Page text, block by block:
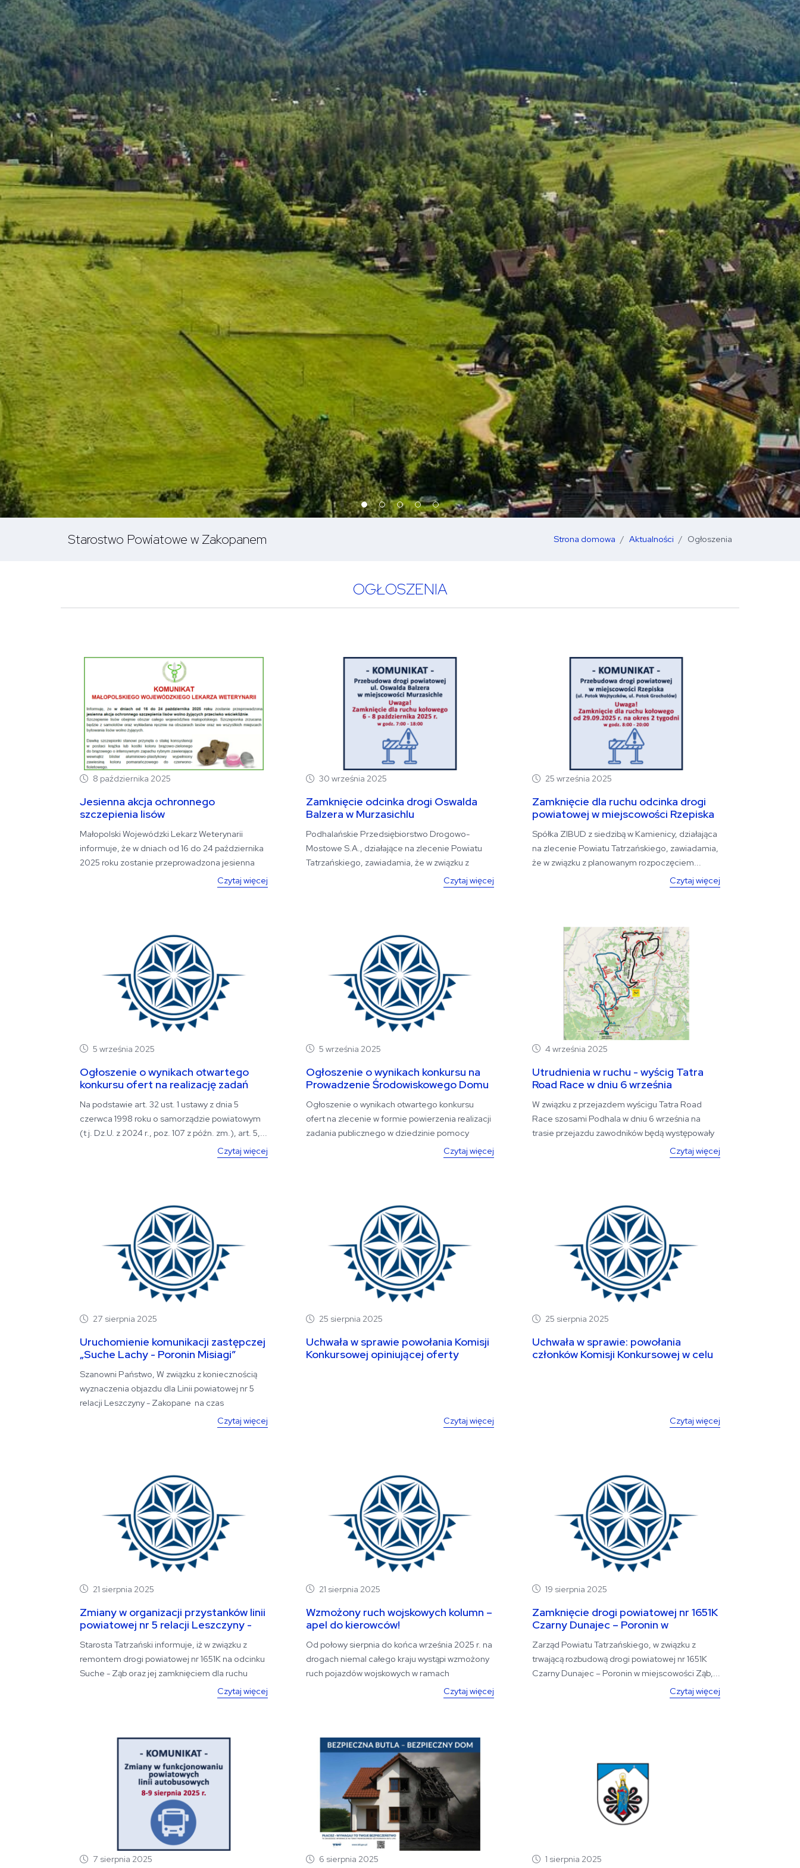
Starostwo Powiatowe w Zakopanem Strona domowa Aktualności Ogłoszenia
OGŁOSZENIA
8 października 2025
Jesienna akcja ochronnego
szczepienia lisów
Małopolski Wojewódzki Lekarz Weterynarii
informuje, że w dniach od 16 do 24 października
2025 roku zostanie przeprowadzona jesienna
Czytaj więcej
30 września 2025
Zamknięcie odcinka drogi Oswalda
Balzera w Murzasichlu
Podhalańskie Przedsiębiorstwo Drogowo-
Mostowe S.A., działające na zlecenie Powiatu
Tatrzańskiego, zawiadamia, że w związku z
Czytaj więcej
25 września 2025
Zamknięcie dla ruchu odcinka drogi
powiatowej w miejscowości Rzepiska
Spółka ZIBUD z siedzibą w Kamienicy, działająca
na zlecenie Powiatu Tatrzańskiego, zawiadamia,
że w związku z planowanym rozpoczęciem...
Czytaj więcej
5 września 2025
Ogłoszenie o wynikach otwartego
konkursu ofert na realizację zadań
Na podstawie art. 32 ust. 1 ustawy z dnia 5
czerwca 1998 roku o samorządzie powiatowym
(t j. Dz.U. z 2024 r., poz. 107 z późn. zm.), art. 5,...
Czytaj więcej
5 września 2025
Ogłoszenie o wynikach konkursu na
Prowadzenie Środowiskowego Domu
Ogłoszenie o wynikach otwartego konkursu
ofert na zlecenie w formie powierzenia realizacji
zadania publicznego w dziedzinie pomocy
Czytaj więcej
4 września 2025
Utrudnienia w ruchu - wyścig Tatra
Road Race w dniu 6 września
W związku z przejazdem wyścigu Tatra Road
Race szosami Podhala w dniu 6 września na
trasie przejazdu zawodników będą występowały
Czytaj więcej
27 sierpnia 2025
Uruchomienie komunikacji zastępczej
„Suche Lachy - Poronin Misiagi”
Szanowni Państwo, W związku z koniecznością
wyznaczenia objazdu dla Linii powiatowej nr 5
relacji Leszczyny - Zakopane na czas
Czytaj więcej
25 sierpnia 2025
Uchwała w sprawie powołania Komisji
Konkursowej opiniującej oferty
Czytaj więcej
25 sierpnia 2025
Uchwała w sprawie: powołania
członków Komisji Konkursowej w celu
Czytaj więcej
21 sierpnia 2025
Zmiany w organizacji przystanków linii
powiatowej nr 5 relacji Leszczyny -
Starosta Tatrzański informuje, iż w związku z
remontem drogi powiatowej nr 1651K na odcinku
Suche - Ząb oraz jej zamknięciem dla ruchu
Czytaj więcej
21 sierpnia 2025
Wzmożony ruch wojskowych kolumn –
apel do kierowców!
Od połowy sierpnia do końca września 2025 r. na
drogach niemal całego kraju wystąpi wzmożony
ruch pojazdów wojskowych w ramach
Czytaj więcej
19 sierpnia 2025
Zamknięcie drogi powiatowej nr 1651K
Czarny Dunajec – Poronin w
kołowego.
Zarząd Powiatu Tatrzańskiego, w związku z
trwającą rozbudową drogi powiatowej nr 1651K
Czarny Dunajec – Poronin w miejscowości Ząb,...
Czytaj więcej
7 sierpnia 2025 6 sierpnia 2025 1 sierpnia 2025